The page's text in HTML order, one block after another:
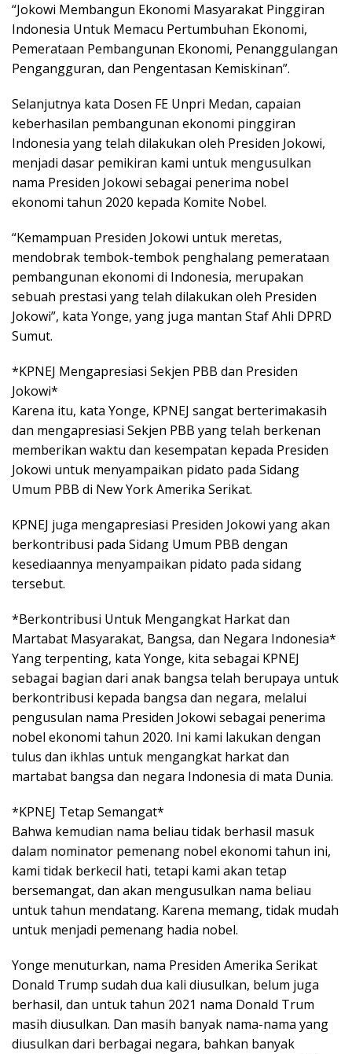
“Jokowi Membangun Ekonomi Masyarakat Pinggiran
Indonesia Untuk Memacu Pertumbuhan Ekonomi,
Pemerataan Pembangunan Ekonomi, Penanggulangan
Pengangguran, dan Pengentasan Kemiskinan”.
Selanjutnya kata Dosen FE Unpri Medan, capaian
keberhasilan pembangunan ekonomi pinggiran
Indonesia yang telah dilakukan oleh Presiden Jokowi,
menjadi dasar pemikiran kami untuk mengusulkan
nama Presiden Jokowi sebagai penerima nobel
ekonomi tahun 2020 kepada Komite Nobel.
“Kemampuan Presiden Jokowi untuk meretas,
mendobrak tembok-tembok penghalang pemerataan
pembangunan ekonomi di Indonesia, merupakan
sebuah prestasi yang telah dilakukan oleh Presiden
Jokowi”, kata Yonge, yang juga mantan Staf Ahli DPRD
Sumut.
*KPNEJ Mengapresiasi Sekjen PBB dan Presiden
Jokowi*
Karena itu, kata Yonge, KPNEJ sangat berterimakasih
dan mengapresiasi Sekjen PBB yang telah berkenan
memberikan waktu dan kesempatan kepada Presiden
Jokowi untuk menyampaikan pidato pada Sidang
Umum PBB di New York Amerika Serikat.
KPNEJ juga mengapresiasi Presiden Jokowi yang akan
berkontribusi pada Sidang Umum PBB dengan
kesediaannya menyampaikan pidato pada sidang
tersebut.
*Berkontribusi Untuk Mengangkat Harkat dan
Martabat Masyarakat, Bangsa, dan Negara Indonesia*
Yang terpenting, kata Yonge, kita sebagai KPNEJ
sebagai bagian dari anak bangsa telah berupaya untuk
berkontribusi kepada bangsa dan negara, melalui
pengusulan nama Presiden Jokowi sebagai penerima
nobel ekonomi tahun 2020. Ini kami lakukan dengan
tulus dan ikhlas untuk mengangkat harkat dan
martabat bangsa dan negara Indonesia di mata Dunia.
*KPNEJ Tetap Semangat*
Bahwa kemudian nama beliau tidak berhasil masuk
dalam nominator pemenang nobel ekonomi tahun ini,
kami tidak berkecil hati, tetapi kami akan tetap
bersemangat, dan akan mengusulkan nama beliau
untuk tahun mendatang. Karena memang, tidak mudah
untuk menjadi pemenang hadia nobel.
Yonge menuturkan, nama Presiden Amerika Serikat
Donald Trump sudah dua kali diusulkan, belum juga
berhasil, dan untuk tahun 2021 nama Donald Trum
masih diusulkan. Dan masih banyak nama-nama yang
diusulkan dari berbagai negara, bahkan banyak